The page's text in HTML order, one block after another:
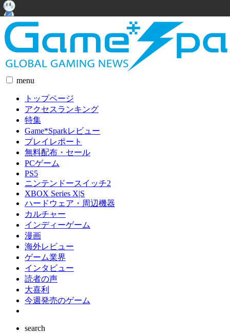
menu
トップページ
アクセスランキング
特集
Game*Sparkレビュー
プレイレポート
無料配布・セール
PCゲーム
PS5
ニンテンドースイッチ2
XBOX Series X|S
ハードウェア・周辺機器
カルチャー
インディーゲーム
漫画
海外レビュー
ゲーム業界
インタビュー
読者の声
大喜利
今週発売のゲーム
search